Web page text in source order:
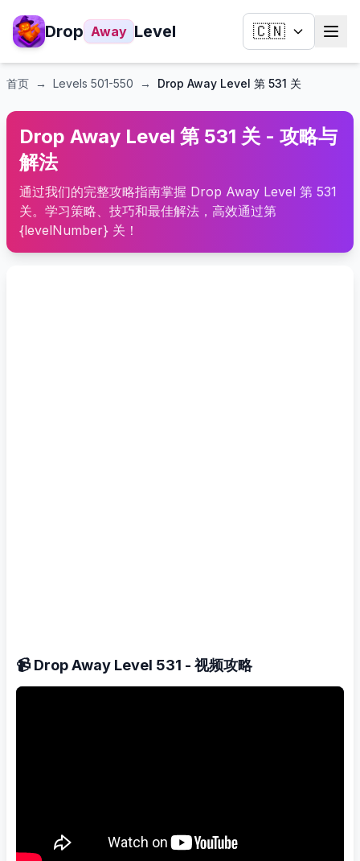
Drop Away Level 🇨🇳
首页 → Levels 501-550 → Drop Away Level 第 531 关
Drop Away Level 第 531 关 - 攻略与
解法
通过我们的完整攻略指南掌握 Drop Away Level 第 531
关。学习策略、技巧和最佳解法，高效通过第
{levelNumber} 关！
📹 Drop Away Level 531 - 视频攻略